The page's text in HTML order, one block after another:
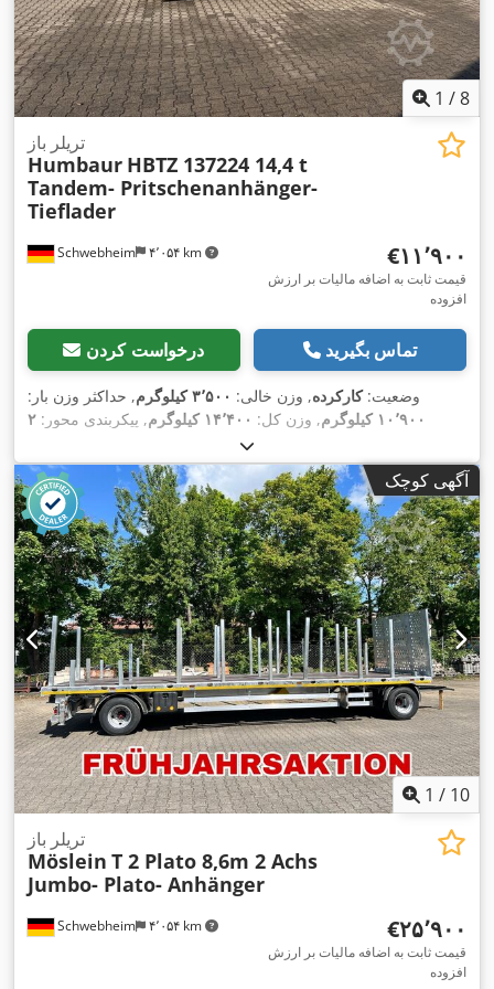
1 /8
Schwebheim ۴٬۰۵۴ km
تریلر باز
Humbaur HBTZ 137224 14,4 t
Tandem- Pritschenanhänger-
Tieflader
‎€۱۱٬۹۰۰
قیمت ثابت به اضافه مالیات بر ارزش
افزوده
درخواست کردن تماس بگیرید
وضعیت:کارکرده, وزن خالی: ۳٬۵۰۰ کیلوگرم
, حداکثر وزن بار:
۱۰٬۹۰۰ کیلوگرم
, وزن کل: ۱۴٬۴۰۰ کیلوگرم , پیکربندی محور: ۲
, طول فضای بارگیری:
عرض فضای بارگیری:۲٬۴۷۰ میلی‌متر , سیستم تعلیق:دیگر, سایز
تایر:
205/65R17,5 ---/126J , رنگ:دیگر, نوع چرخ‌دنده:دیگر, اندازه
لاستیک جلو:205/65R17,5 ---/126J , سایز تایر عقب:205/65R17,5
---/126J
, کابین راننده:دیگر, کلاس انتشار:هیچ, تجهیزات:اِی‌بی‌اِس‎,
ترمز بادی تحت فشار,
آگهی کوچک
1 / 10
Schwebheim ۴٬۰۵۴ km
تریلر باز
Möslein T 2 Plato 8,6m 2 Achs
Jumbo- Plato- Anhänger
‎€۲۵٬۹۰۰
قیمت ثابت به اضافه مالیات بر ارزش
افزوده